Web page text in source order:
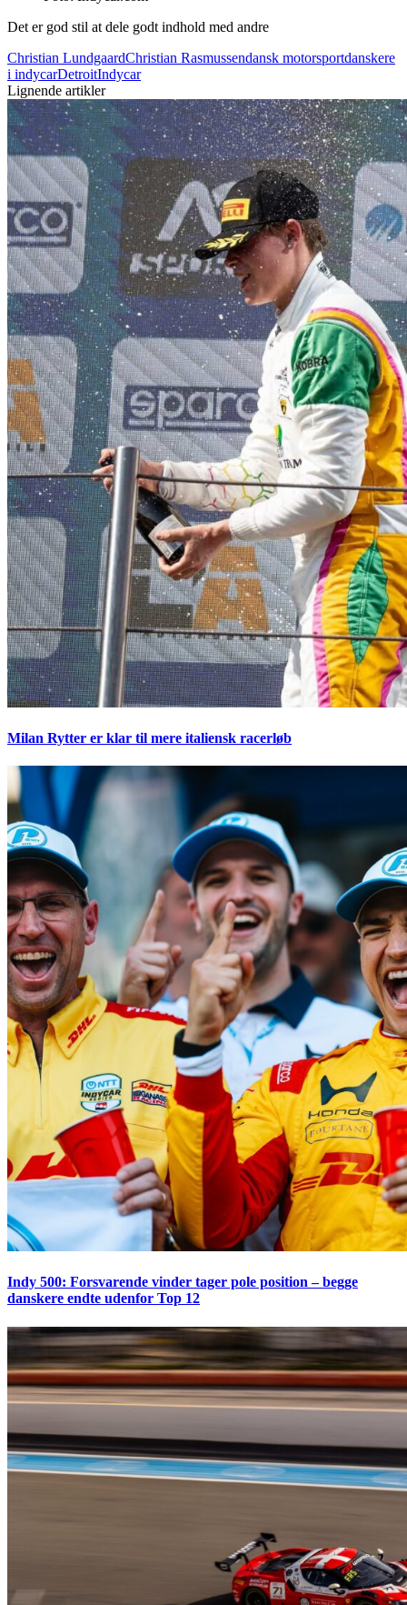
Det er god stil at dele godt indhold med andre
Christian LundgaardChristian Rasmussendansk motorsportdanskere
i indycarDetroitIndycar
Lignende artikler
Milan Rytter er klar til mere italiensk racerløb
Indy 500: Forsvarende vinder tager pole position – begge
danskere endte udenfor Top 12